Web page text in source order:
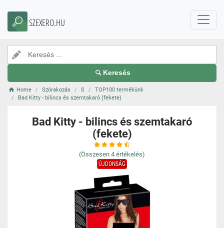
SZEXERO.HU
Keresés
Home Szórakozás S
TOP100 termékünk
Bad Kitty - bilincs és szemtakaró (fekete)
Bad Kitty - bilincs és szemtakaró
(fekete)
(Összesen 4 értékelés)
ÚJDONSÁG